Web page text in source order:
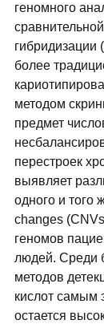
геномного
гибридизации
более
методом
предмет
перестроек
выявляет
одного и того
changes
геномов
людей. Среди
методов
кислот
остается